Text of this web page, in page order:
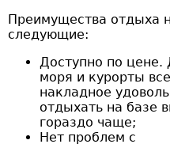
Преимущества отдыха
следующие:
Доступно по цене.
моря и курорты
накладное
отдыхать на базе
гораздо чаще;
Нет проблем с